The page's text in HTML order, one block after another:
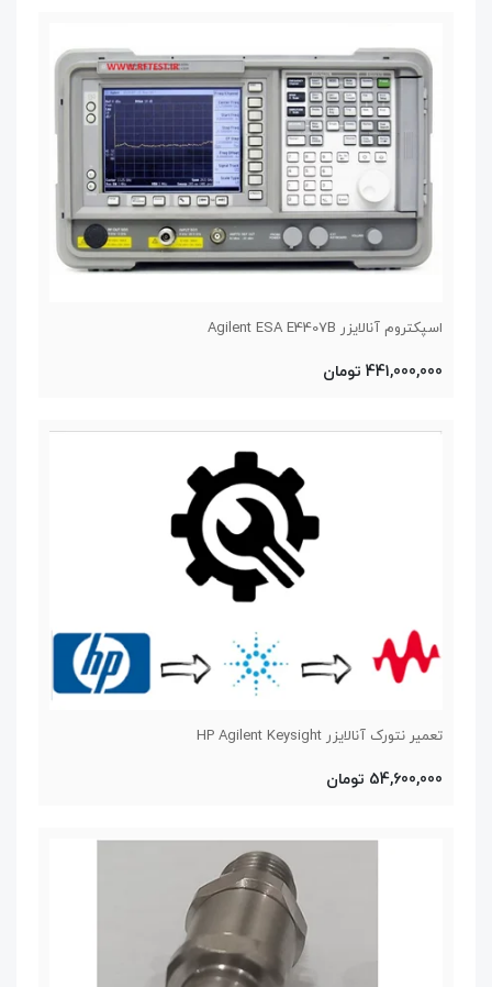
اسپکتروم آنالایزر Agilent ESA E4407B
441,000,000 تومان
تعمیر نتورک آنالایزر HP Agilent Keysight
54,600,000 تومان